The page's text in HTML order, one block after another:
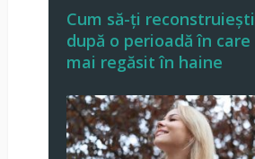
Cum să-ți
după o perioadă în
mai regăsit în haine